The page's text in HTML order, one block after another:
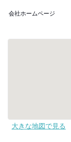
会社ホームページ
大きな地図で見る